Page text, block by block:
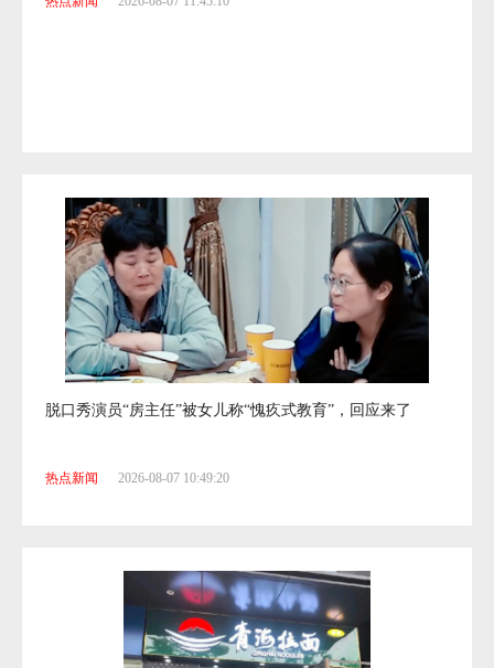
脱口秀演员“房主任”被女儿称“愧疚式教育”，回应来了
热点新闻 2026-08-07 10:49:20